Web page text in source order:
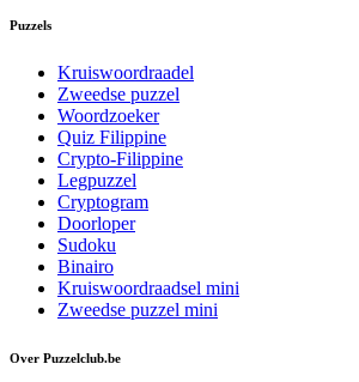
Puzzels
Kruiswoordraadel
Zweedse puzzel
Woordzoeker
Quiz Filippine
Crypto-Filippine
Legpuzzel
Cryptogram
Doorloper
Sudoku
Binairo
Kruiswoordraadsel mini
Zweedse puzzel mini
Over Puzzelclub.be